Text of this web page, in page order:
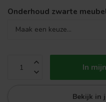
Onderhoud zwarte
In
Bekijk in